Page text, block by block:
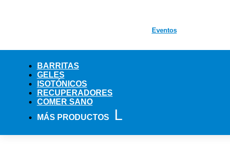
Eventos
BARRITAS
GELES
ISOTÓNICOS
RECUPERADORES
COMER SANO
MÁS PRODUCTOS